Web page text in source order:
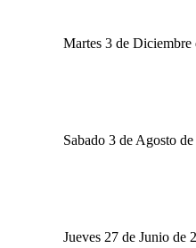
Martes 3 de Diciembre
Sabado 3 de Agosto
Jueves 27 de Junio de